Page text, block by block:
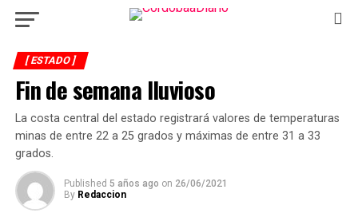
[ ESTADO ]
Fin de semana lluvioso
La costa central del estado registrará valores de temperaturas
minas de entre 22 a 25 grados y máximas de entre 31 a 33
grados.
Published 5 años ago on 26/06/2021
By Redaccion